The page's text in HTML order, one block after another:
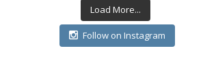
Load More...
Follow on Instagram